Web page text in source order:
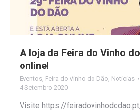
A loja da Feira do Vinho
online!
Eventos Feira do Vinho do Dão Notícias
4 Setembro 2020
Visite https://